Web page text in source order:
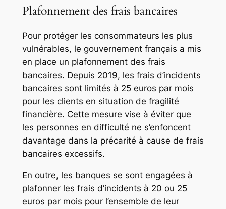
Plafonnement des frais bancaires
Pour protéger les consommateurs les plus
vulnérables, le gouvernement français a mis
en place un plafonnement des frais
bancaires. Depuis 2019, les frais d’incidents
bancaires sont limités à 25 euros par mois
pour les clients en situation de fragilité
financière. Cette mesure vise à éviter que
les personnes en difficulté ne s’enfoncent
davantage dans la précarité à cause de frais
bancaires excessifs.
En outre, les banques se sont engagées à
plafonner les frais d’incidents à 20 ou 25
euros par mois pour l’ensemble de leur